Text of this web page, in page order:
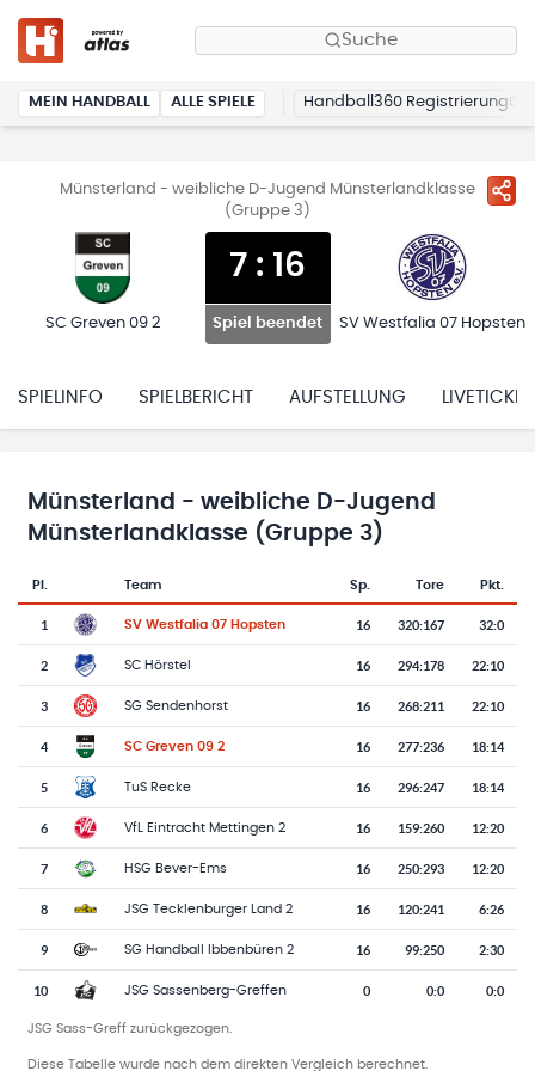
Suche
MEIN HANDBALL ALLE SPIELE Handball360 Registrierung
Münsterland - weibliche D-Jugend Münsterlandklasse
(Gruppe 3)
SC Greven 09 2
7 : 16
Spiel beendet SV Westfalia 07 Hopsten
SPIELINFO SPIELBERICHT AUFSTELLUNG LIVETICKER
Münsterland - weibliche D-Jugend
Münsterlandklasse (Gruppe 3)
Tabelle mit Vereinsplatzierungen, Spielen, Toren und Punkten
Pl.
Team-Logo
Team Sp. Tore Pkt.
1 SV Westfalia 07 Hopsten 16 320:167 32:0
2 SC Hörstel 16 294:178 22:10
3 SG Sendenhorst 16 268:211 22:10
4 SC Greven 09 2 16 277:236 18:14
5 TuS Recke 16 296:247 18:14
6 VfL Eintracht Mettingen 2 16 159:260 12:20
7 HSG Bever-Ems 16 250:293 12:20
8 JSG Tecklenburger Land 2 16 120:241 6:26
9 SG Handball Ibbenbüren 2 16 99:250 2:30
10 JSG Sassenberg-Greffen 0 0:0 0:0
JSG Sass-Greff zurückgezogen.
Diese Tabelle wurde nach dem direkten Vergleich berechnet.